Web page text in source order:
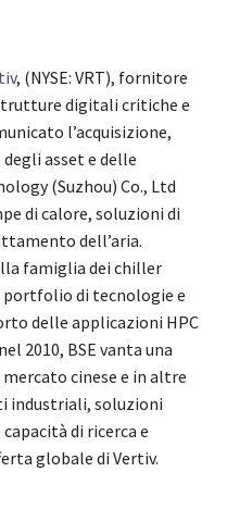
, (NYSE: VRT), fornitore
digitali critiche e
l’acquisizione,
asset e delle
(Suzhou) Co., Ltd
di calore, soluzioni di
dell’aria.
famiglia dei chiller
portfolio di tecnologie e
delle applicazioni HPC
2010, BSE vanta una
cinese e in altre
industriali, soluzioni
di ricerca e
globale di Vertiv.